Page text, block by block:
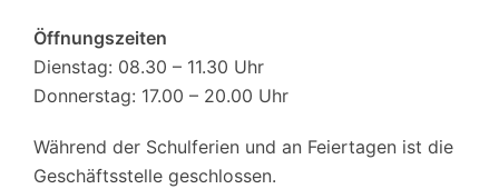
Öffnungszeiten
Dienstag: 08.30 – 11.30 Uhr
Donnerstag: 17.00 – 20.00 Uhr
Während der Schulferien und an Feiertagen ist die
Geschäftsstelle geschlossen.